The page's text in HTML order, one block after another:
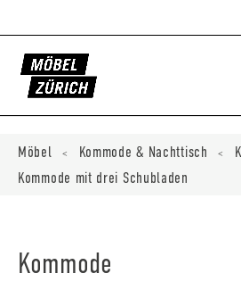
Möbel < Kommode & Nachttisch <
Kommode mit drei Schubladen
Kommode